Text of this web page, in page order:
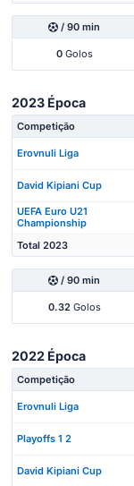
/ 90 min
0Golos
2023 Época
Competição
Erovnuli Liga
David Kipiani Cup
UEFA Euro U21
Championship
Total 2023
/ 90 min
0.32Golos
2022 Época
Competição
Erovnuli Liga
Playoffs 1 2
David Kipiani Cup